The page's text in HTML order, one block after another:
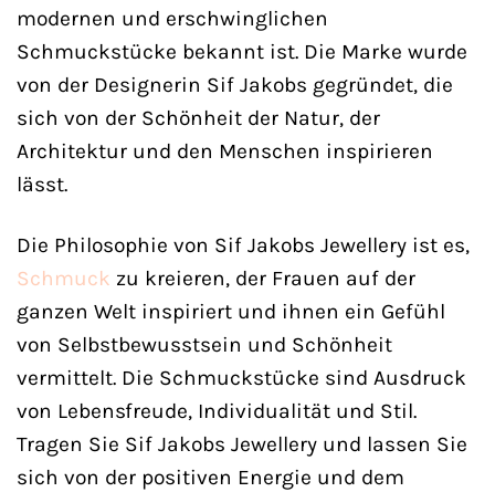
modernen und erschwinglichen
Schmuckstücke bekannt ist. Die Marke wurde
von der Designerin Sif Jakobs gegründet, die
sich von der Schönheit der Natur, der
Architektur und den Menschen inspirieren
lässt.
Die Philosophie von Sif Jakobs Jewellery ist es,
Schmuck zu kreieren, der Frauen auf der
ganzen Welt inspiriert und ihnen ein Gefühl
von Selbstbewusstsein und Schönheit
vermittelt. Die Schmuckstücke sind Ausdruck
von Lebensfreude, Individualität und Stil.
Tragen Sie Sif Jakobs Jewellery und lassen Sie
sich von der positiven Energie und dem